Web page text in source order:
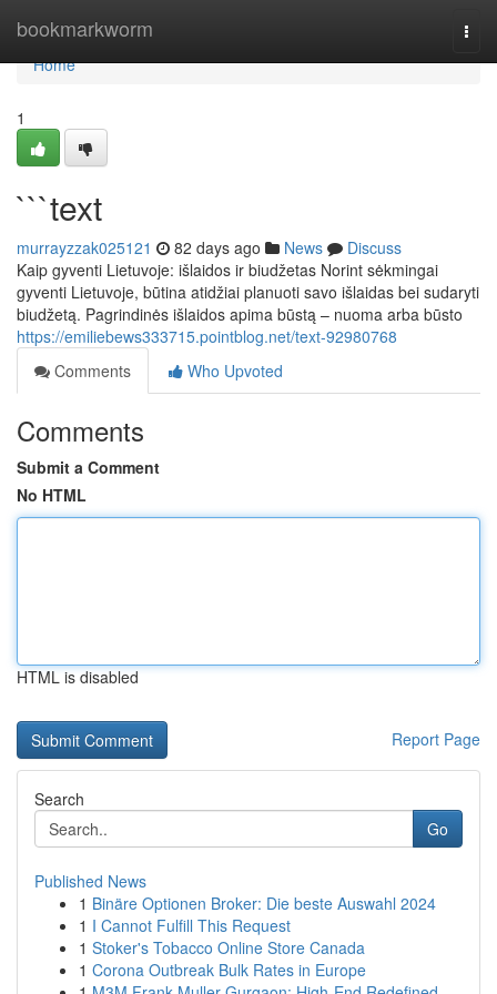
bookmarkworm
Home
Home
1
```text
murrayzzak025121 82 days ago News
Discuss
Kaip gyventi Lietuvoje: išlaidos ir biudžetas Norint sėkmingai
gyventi Lietuvoje, būtina atidžiai planuoti savo išlaidas bei sudaryti
biudžetą. Pagrindinės išlaidos apima būstą – nuoma arba būsto
https://emiliebews333715.pointblog.net/text-92980768
Comments
Who Upvoted
Comments
Submit a Comment
No HTML
HTML is disabled
Report Page
Search
Go
Published News
1 Binäre Optionen Broker: Die beste Auswahl 2024
1 I Cannot Fulfill This Request
1 Stoker's Tobacco Online Store Canada
1 Corona Outbreak Bulk Rates in Europe